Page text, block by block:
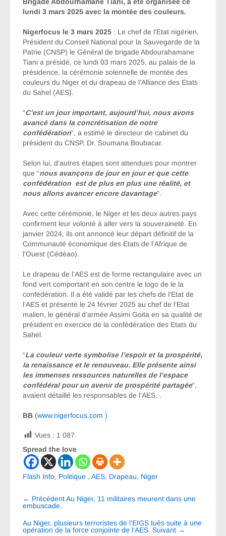
Brigade Abdourhamane Tiani, a été organisée ce
lundi 3 mars 2025 avec la montée des couleurs.
Nigerfocus le 3 mars 2025 : Le chef de l’Etat nigérien,
Président du Conseil National pour la Sauvegarde de la
Patrie (CNSP) le Général de brigade Abdourahamane
Tiani a présidé, ce lundi 03 mars 2025, au palais de la
présidence, la cérémonie solennelle de montée des
couleurs du Niger et du drapeau de l’Alliance des Etats
du Sahel (AES).
“C’est un jour important, aujourd’hui, nous avons
avancé dans la concrétisation de notre
confédération”, a estimé le directeur de cabinet du
président du CNSP, Dr. Soumana Boubacar.
Selon lui, d’autres étapes sont attendues pour montrer
que “nous avançons de jour en jour et que cette
confédération est de plus en plus une réalité, et
nous allons avancer encore davantage”.
Avec cette cérémonie, le Niger et les deux autres pays
confirment leur volonté à aller vers la souveraineté. En
janvier 2024, ils ont annoncé leur départ définitif de la
Communauté économique des Etats de l’Afrique de
l’Ouest (Cédéao).
Le drapeau de l’AES est de forme rectangulaire avec un
fond vert comportant en son centre le logo de le la
confédération. Il a été validé par les chefs de l’Etat de
l’AES et présenté le 24 février 2025 au chef de l’Etat
malien, le général d’armée Assimi Goita en sa qualité de
président en exercice de la confédération des Etats du
Sahel.
“La couleur verte symbolise l’espoir et la prospérité,
la renaissance et le renouveau. Elle présente ainsi
les immenses ressources naturelles de l’espace
confédéral pour un avenir de prospérité partagée”,
avaient détaillé les responsables de l’AES. .
BB (www.nigerfocus.com )
Vues : 1 087
Spread the love
Flash Info, Politique , AES, Drapeau, Niger
Navigation
entre
les
← PrécédentAu Niger, 11 militaires meurent dans une
embuscade.
Au Niger, plusieurs terroristes de l’EIGS tués suite à une
opération de la force conjointe de l’AES. Suivant →